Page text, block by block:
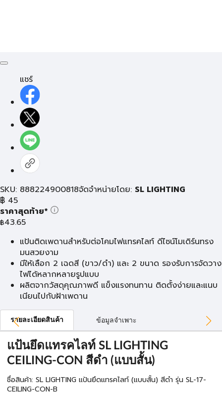
แชร์
SKU: 888224900818จัดจำหน่ายโดย: SL LIGHTING
฿ 45
ราคาสุดท้าย*
฿43.65
แป้นติดเพดานสำหรับต่อโคมไฟแทรคไลท์ ดีไซน์โมเดิร์นทรง
มนสวยงาม
มีให้เลือก 2 เฉดสี (ขาว/ดำ) และ 2 ขนาด รองรับการจัดวาง
ไฟได้หลากหลายรูปแบบ
ผลิตจากวัสดุคุณภาพดี แข็งแรงทนทาน ติดตั้งง่ายและแนบ
เนียนไปกับฝ้าเพดาน
รายละเอียดสินค้า ข้อมูลจำเพาะ
แป้นยึดแทรคไลท์ SL LIGHTING
CEILING-CON สีดำ (แบบสั้น)
ชื่อสินค้า: SL LIGHTING แป้นยึดแทรคไลท์ (แบบสั้น) สีดำ รุ่น SL-17-
CEILING-CON-B